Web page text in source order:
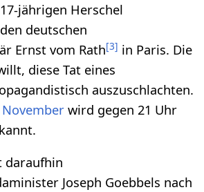
jährigen Herschel
deutschen
Ernst vom Rath[3] in Paris. Die
diese Tat eines
auszuschlachten.
Novemberwird gegen 21 Uhr
daraufhin
Joseph Goebbels nach